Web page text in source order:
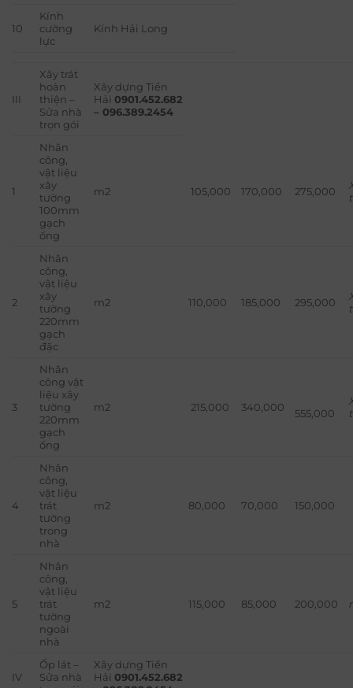
10
Kính
cường
lực
Kính Hải Long
III
Xây trát
hoàn
thiện –
Sửa nhà
trọn gói
Xây dựng Tiền
Hải 0901.452.682
– 096.389.2454
1
Nhân
công,
vật liệu
xây
tường
100mm
gạch
ống
m2 105,000 170,000 275,000
2
Nhân
công,
vật liệu
xây
tường
220mm
gạch
đặc
m2 110,000 185,000 295,000
3
Nhân
công vật
liệu xây
tường
220mm
gạch
ống
m2 215,000 340,000 555,000
4
Nhân
công,
vật liệu
trát
tường
trong
nhà
m2 80,000 70,000 150,000
5
Nhân
công,
vật liệu
trát
tường
ngoài
nhà
m2 115,000 85,000 200,000
IV
Ốp lát –
Sửa nhà
Xây dựng Tiền
Hải 0901.452.682